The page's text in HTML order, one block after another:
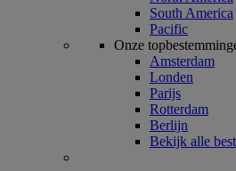
South America
Pacific
Onze
Amsterdam
Londen
Parijs
Rotterdam
Berlijn
Bekijk alle